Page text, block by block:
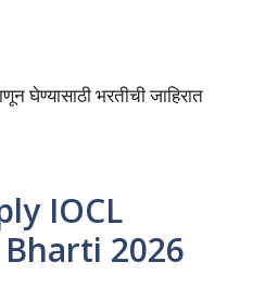
घेण्यासाठी भरतीची जाहिरात
IOCL
2026